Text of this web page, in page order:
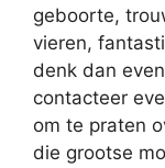
geboorte,
vieren,
denk dan
contacteer
om te praten
die grootse